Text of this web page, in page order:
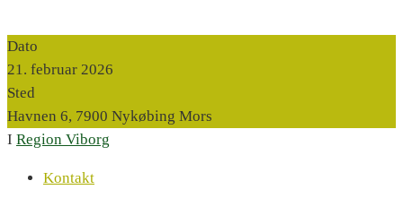
Dato
21. februar 2026
Sted
Havnen 6, 7900 Nykøbing Mors
I Region Viborg
Kontakt